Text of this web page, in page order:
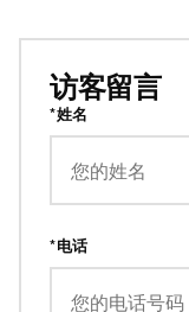
访客留言
*姓名
*电话